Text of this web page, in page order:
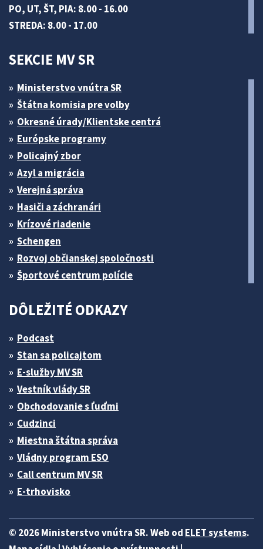
PO, UT, ŠT, PIA: 8.00 - 16.00
STREDA: 8.00 - 17.00
SEKCIE MV SR
Ministerstvo vnútra SR
Štátna komisia pre volby
Okresné úrady/Klientske centrá
Európske programy
Policajný zbor
Azyl a migrácia
Verejná správa
Hasiči a záchranári
Krízové riadenie
Schengen
Rozvoj občianskej spoločnosti
Športové centrum polície
DÔLEŽITÉ ODKAZY
Podcast
Stan sa policajtom
E-služby MV SR
Vestník vlády SR
Obchodovanie s ľuďmi
Cudzinci
Miestna štátna správa
Vládny program ESO
Call centrum MV SR
E-trhovisko
© 2026 Ministerstvo vnútra SR. Web od ELET systems.